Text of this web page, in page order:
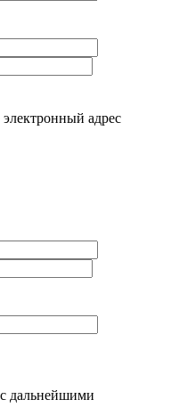
электронный адрес
дальнейшими